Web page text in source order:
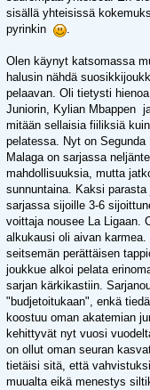
sisällä yhteisissä
pyrinkin
.
Olen käynyt katsomassa
halusin nähdä
pelaavan. Oli tietysti
Juniorin, Kylian Mbappen
mitään sellaisia fiiliksiä
pelatessa. Nyt on
Malaga on sarjassa
mahdollisuuksia, mutta
sunnuntaina. Kaksi
sarjassa sijoille 3-6
voittaja nousee La Ligaan.
alkukausi oli aivan
seitsemän perättäisen
joukkue alkoi pelata
sarjan kärkikastiin.
"budjetoitukaan", enkä
koostuu oman akatemian
kehittyvät nyt vuosi
on ollut oman seuran
tietäisi sitä, että
muualta eikä menestys